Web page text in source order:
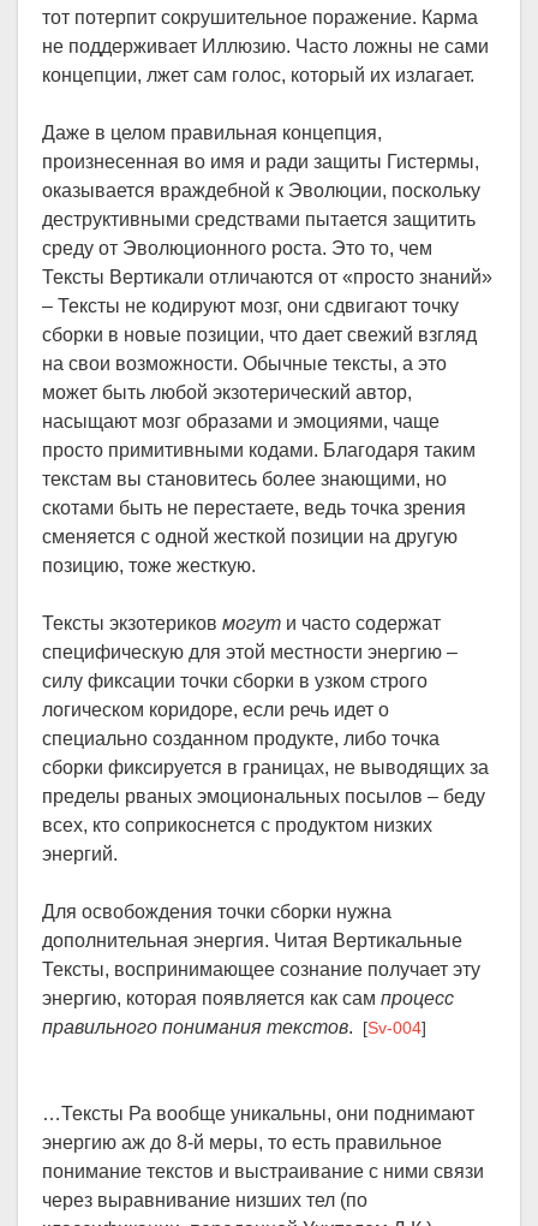
тот потерпит сокрушительное поражение. Карма
не поддерживает Иллюзию. Часто ложны не сами
концепции, лжет сам голос, который их излагает.
Даже в целом правильная концепция,
произнесенная во имя и ради защиты Гистермы,
оказывается враждебной к Эволюции, поскольку
деструктивными средствами пытается защитить
среду от Эволюционного роста. Это то, чем
Тексты Вертикали отличаются от «просто знаний»
– Тексты не кодируют мозг, они сдвигают точку
сборки в новые позиции, что дает свежий взгляд
на свои возможности. Обычные тексты, а это
может быть любой экзотерический автор,
насыщают мозг образами и эмоциями, чаще
просто примитивными кодами. Благодаря таким
текстам вы становитесь более знающими, но
скотами быть не перестаете, ведь точка зрения
сменяется с одной жесткой позиции на другую
позицию, тоже жесткую.
Тексты экзотериков могут и часто содержат
специфическую для этой местности энергию –
силу фиксации точки сборки в узком строго
логическом коридоре, если речь идет о
специально созданном продукте, либо точка
сборки фиксируется в границах, не выводящих за
пределы рваных эмоциональных посылов – беду
всех, кто соприкоснется с продуктом низких
энергий.
Для освобождения точки сборки нужна
дополнительная энергия. Читая Вертикальные
Тексты, воспринимающее сознание получает эту
энергию, которая появляется как сам процесс
правильного понимания текстов. [Sv-004]
…Тексты Ра вообще уникальны, они поднимают
энергию аж до 8-й меры, то есть правильное
понимание текстов и выстраивание с ними связи
через выравнивание низших тел (по